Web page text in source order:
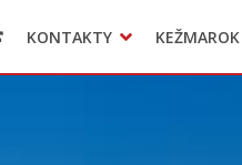
KONTAKTY